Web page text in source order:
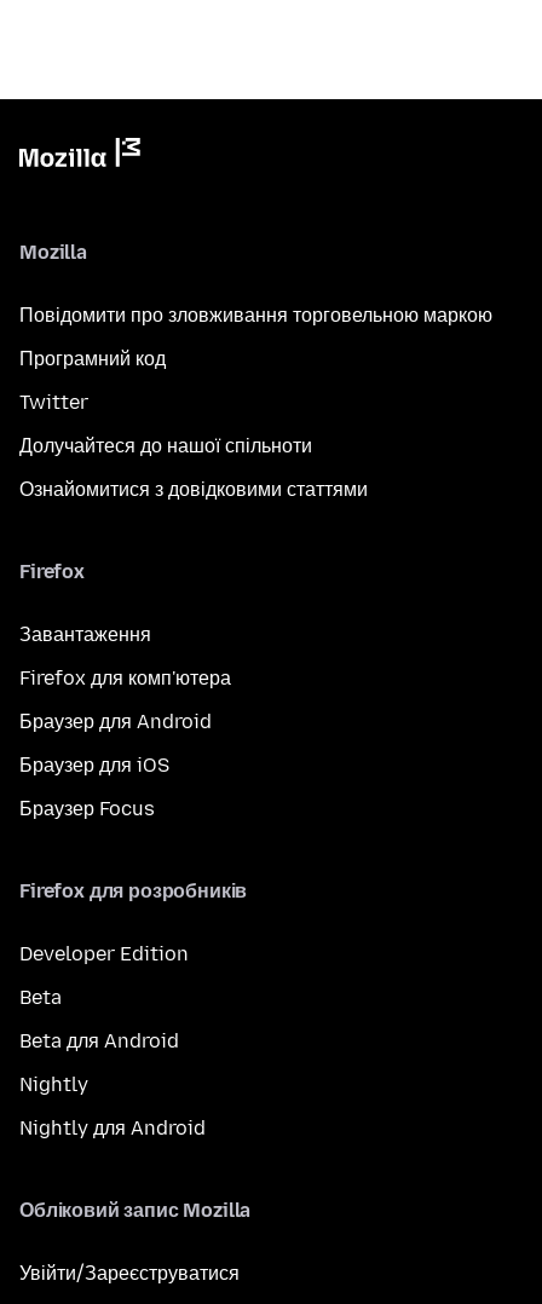
Mozilla
Повідомити про зловживання торговельною маркою
Програмний код
Twitter
Долучайтеся до нашої спільноти
Ознайомитися з довідковими статтями
Firefox
Завантаження
Firefox для комп'ютера
Браузер для Android
Браузер для iOS
Браузер Focus
Firefox для розробників
Developer Edition
Beta
Beta для Android
Nightly
Nightly для Android
Обліковий запис Mozilla
Увійти/Зареєструватися